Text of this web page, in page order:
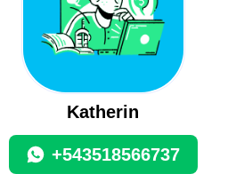
Katherin
+543518566737